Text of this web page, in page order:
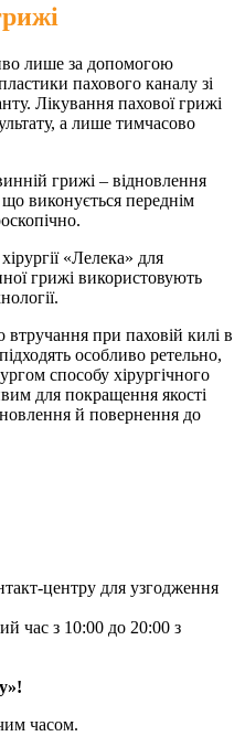
лише за допомогою
пахового каналу зі
Лікування пахової грижі
а лише тимчасово
грижі – відновлення
що виконується переднім
«Лелека» для
грижі використовують
при паховій килі в
особливо ретельно,
способу хірургічного
для покращення якості
й повернення до
центру для узгодження
час з 10:00 до 20:00 з
часом.